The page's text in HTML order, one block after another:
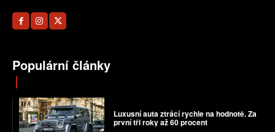
Populární články
Luxusní auta ztrácí rychle na hodnotě. Za
první tři roky až 60 procent